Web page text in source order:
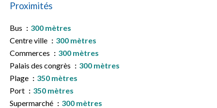
Proximités
Bus
300 mètres
Centre ville
300 mètres
Commerces
300 mètres
Palais des congrès
300 mètres
Plage
350 mètres
Port
350 mètres
Supermarché
300 mètres